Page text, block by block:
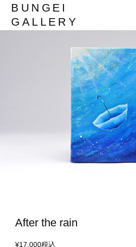
BUNGEI
GALLERY
After the rain
¥17,000税込